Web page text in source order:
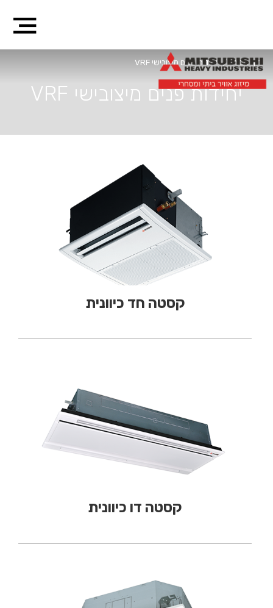
דף הבית / יחידות פנים מיצובישי VRF
יחידות פנים מיצובישי VRF
קסטה חד כיוונית
קסטה דו כיוונית